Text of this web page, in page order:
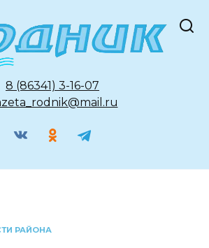
8 (86341) 3-16-07
РАЙОНА